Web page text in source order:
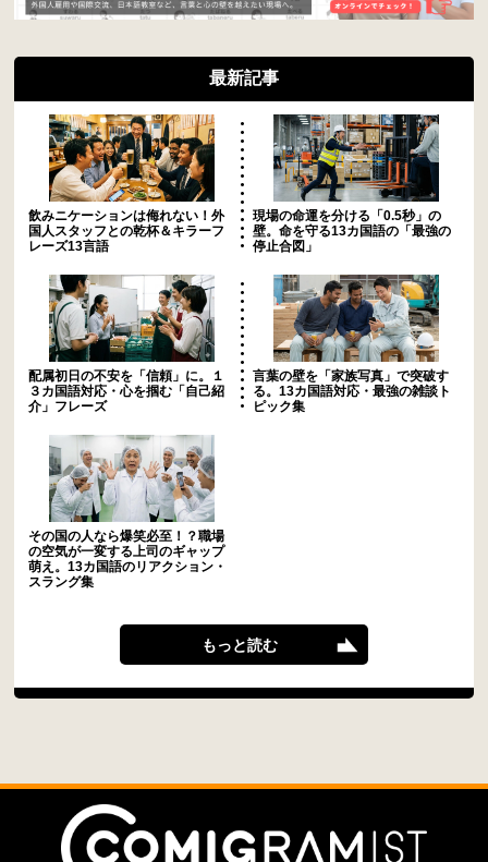
最新記事
飲みニケーションは侮れない！外
国人スタッフとの乾杯＆キラーフ
レーズ13言語
現場の命運を分ける「0.5秒」の
壁。命を守る13カ国語の「最強の
停止合図」
配属初日の不安を「信頼」に。１
３カ国語対応・心を掴む「自己紹
介」フレーズ
言葉の壁を「家族写真」で突破す
る。13カ国語対応・最強の雑談ト
ピック集
その国の人なら爆笑必至！？職場
の空気が一変する上司のギャップ
萌え。13カ国語のリアクション・
スラング集
もっと読む